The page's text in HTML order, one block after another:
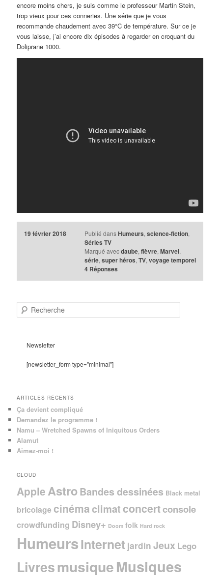
encore moins chers, je suis comme le professeur Martin Stein,
trop vieux pour ces conneries. Une série que je vous
recommande chaudement avec 39°C de température. Sur ce je
vous laisse, j’ai encore dix épisodes à regarder en croquant du
Doliprane 1000.
19 février 2018 Publié dans Humeurs, science-fiction,
Séries TV
Marqué avec daube, fièvre, Marvel,
série, super héros, TV, voyage temporel
4Réponses
e
Newsletter
[newsletter_form type="minimal"]
ARTICLES RÉCENTS
Ça devient compliqué
Demandez le programme !
Namu – Wretched Spawns of Iniquitous Orders
Alamut
Aimez-moi !
CLOUD
Apple AstroBandes dessinées Black metal
bricolage cinéma climat concertconsole
crowdfunding Disney+ Doom folk Hard rock
HumeursInternet jardin Jeux Lego
LivresmusiqueMusiques